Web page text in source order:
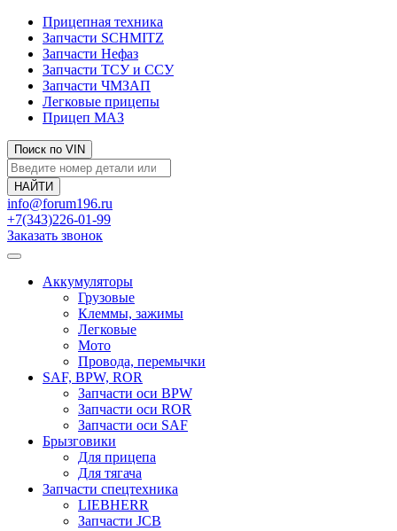
Прицепная техника
Запчасти SCHMITZ
Запчасти Нефаз
Запчасти ТСУ и ССУ
Запчасти ЧМЗАП
Легковые прицепы
Прицеп МАЗ
Поиск по VIN
info@forum196.ru
+7(343)226-01-99
Заказать звонок
Аккумуляторы
Грузовые
Клеммы, зажимы
Легковые
Мото
Провода, перемычки
SAF, BPW, ROR
Запчасти оси BPW
Запчасти оси ROR
Запчасти оси SAF
Брызговики
Для прицепа
Для тягача
Запчасти спецтехника
LIEBHERR
Запчасти JCB